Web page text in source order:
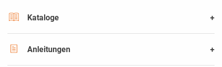
Kataloge
Anleitungen